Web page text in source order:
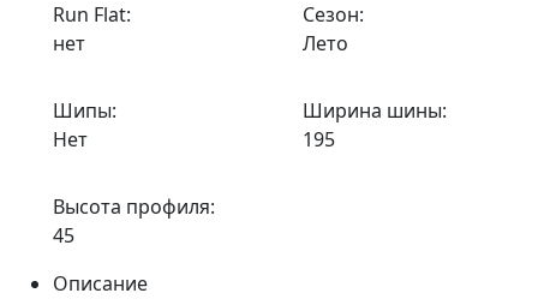
Run Flat:
нет
Сезон:
Лето
Шипы:
Нет
Ширина шины:
195
Высота профиля:
45
Описание